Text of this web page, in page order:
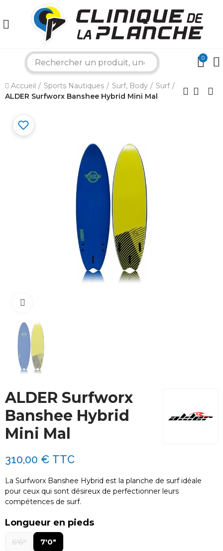
0
Accueil Sports Nautiques Surf, Body
Surf
ALDER Surfworx Banshee Hybrid Mini Mal
ALDER Surfworx
Banshee Hybrid
Mini Mal
310,00 € TTC
La Surfworx Banshee Hybrid est la planche de surf idéale
pour ceux qui sont désireux de perfectionner leurs
compétences de surf.
Longueur en pieds
6'6" 7'0"